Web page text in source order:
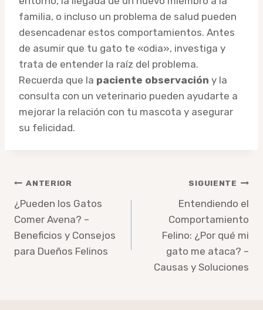
familia, o incluso un problema de salud pueden
desencadenar estos comportamientos. Antes
de asumir que tu gato te «odia», investiga y
trata de entender la raíz del problema.
Recuerda que la paciente observación y la
consulta con un veterinario pueden ayudarte a
mejorar la relación con tu mascota y asegurar
su felicidad.
Navegación
de
entradas
ANTERIOR
¿Pueden los Gatos
Comer Avena? –
Beneficios y Consejos
para Dueños Felinos
SIGUIENTE
Entendiendo el
Comportamiento
Felino: ¿Por qué mi
gato me ataca? –
Causas y Soluciones